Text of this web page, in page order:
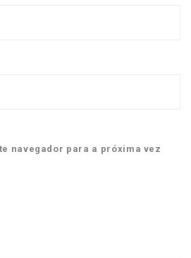
navegador para a próxima vez